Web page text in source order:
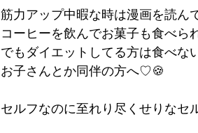
筋力アップ中暇な時は漫画を読ん
コーヒーを飲んでお菓子も食べら
でもダイエットしてる方は食べな
お子さんとか同伴の方へ♡🍪
セルフなのに至れり尽くせりなセ